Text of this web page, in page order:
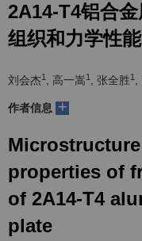
服
刊
态
分
目
录
入
集
群
关
于
我
读
者
学
2A14-T4铝合
组织和力学性能
刘会杰1 , 高一嵩1 , 张全胜1
作者信息 +
properties of
of 2A14-T4
plate